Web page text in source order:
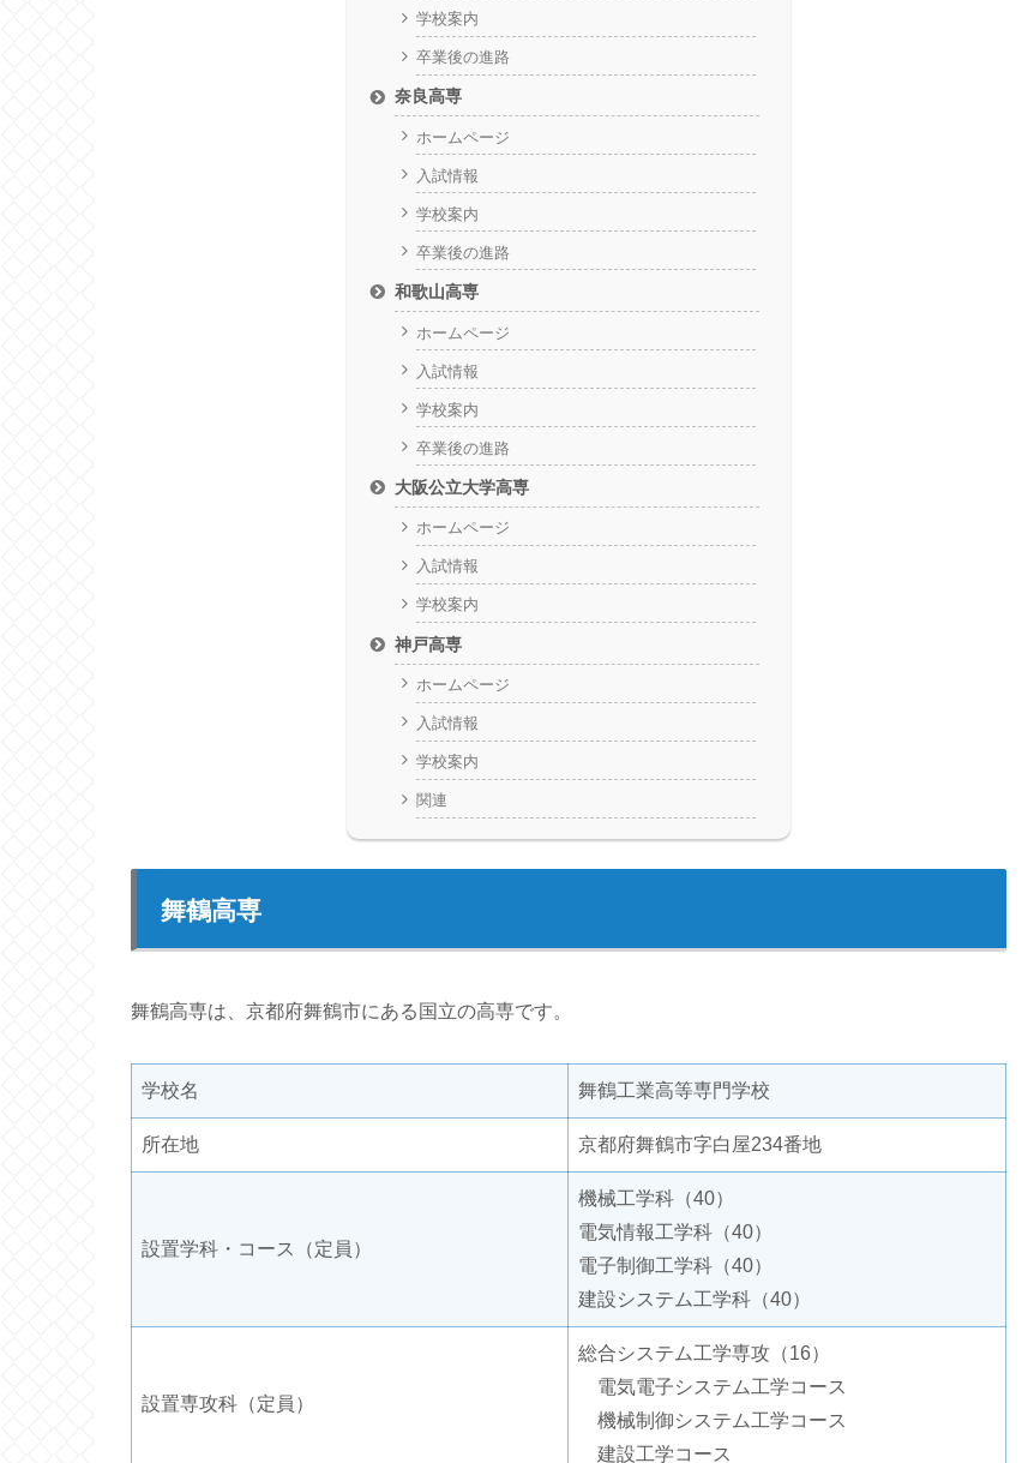
学校案内
卒業後の進路
奈良高専
ホームページ
入試情報
学校案内
卒業後の進路
和歌山高専
ホームページ
入試情報
学校案内
卒業後の進路
大阪公立大学高専
ホームページ
入試情報
学校案内
神戸高専
ホームページ
入試情報
学校案内
関連
舞鶴高専
舞鶴高専は、京都府舞鶴市にある国立の高専です。
学校名 舞鶴工業高等専門学校
所在地 京都府舞鶴市字白屋234番地
設置学科・コース（定員）
機械工学科（40）
電気情報工学科（40）
電子制御工学科（40）
建設システム工学科（40）
設置専攻科（定員）
総合システム工学専攻（16）
電気電子システム工学コース
機械制御システム工学コース
建設工学コース